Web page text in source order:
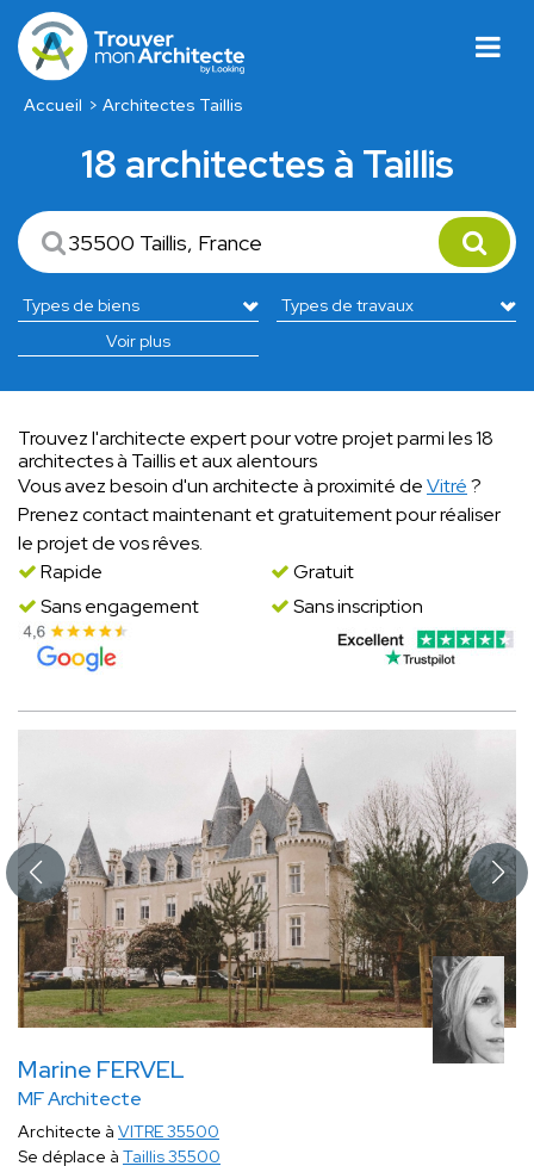
Accueil Architectes Taillis
18 architectes à Taillis
Voir plus
Trouvez l'architecte expert pour votre projet parmi les 18
architectes à Taillis et aux alentours
Vous avez besoin d'un architecte à proximité deVitré?
Prenez contact maintenant et gratuitement pour réaliser
le projet de vos rêves.
Rapide
Gratuit
Sans engagement
Sans inscription
Marine FERVEL
MF Architecte
Architecte à VITRE 35500
Se déplace à Taillis 35500